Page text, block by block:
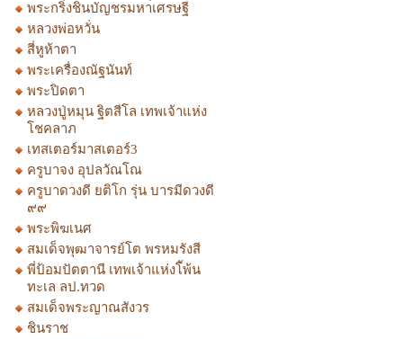
พระกริ่งชินบัญชรมหา่เศรษฐี
หลวงพ่อหวั่น
สี่หูห้าตา
พระเครื่องณัฐนันท์
พระปิดตา
หลวงปู่หมุน ฐิตสีโล เทพเจ้าแห่ง
โชคลาภ
เทสเตอร์มาสเตอร์3
ครูบาจง อุปลวัณโณ
ครูบาดวงดี ยติโก รุ่น บารมีดวงดี
๙๙
พระพิฆเนศ
สมเด็จพุฒาจารย์โต พรหมรังสี
พี่ป้อมปัตตานี เทพเจ้าแห่งโ้พ้น
ทะเล ลป.ทวด
สมเด็จพระญาณสังวร
ชินราช